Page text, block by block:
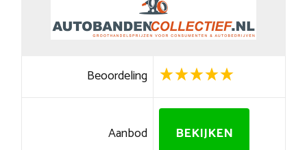
Beoordeling
Aanbod BEKIJKEN